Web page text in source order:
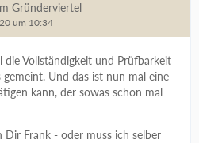
Gründerviertel
um 10:34
Vollständigkeit und Prüfbarkeit
gemeint. Und das ist nun mal eine
kann, der sowas schon mal
Frank - oder muss ich selber